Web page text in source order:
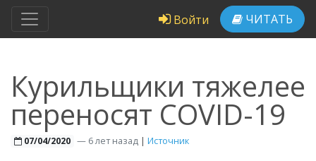
Войти ЧИТАТЬ
Курильщики тяжелее
переносят COVID-19
07/04/2020 —6 лет назад | Источник